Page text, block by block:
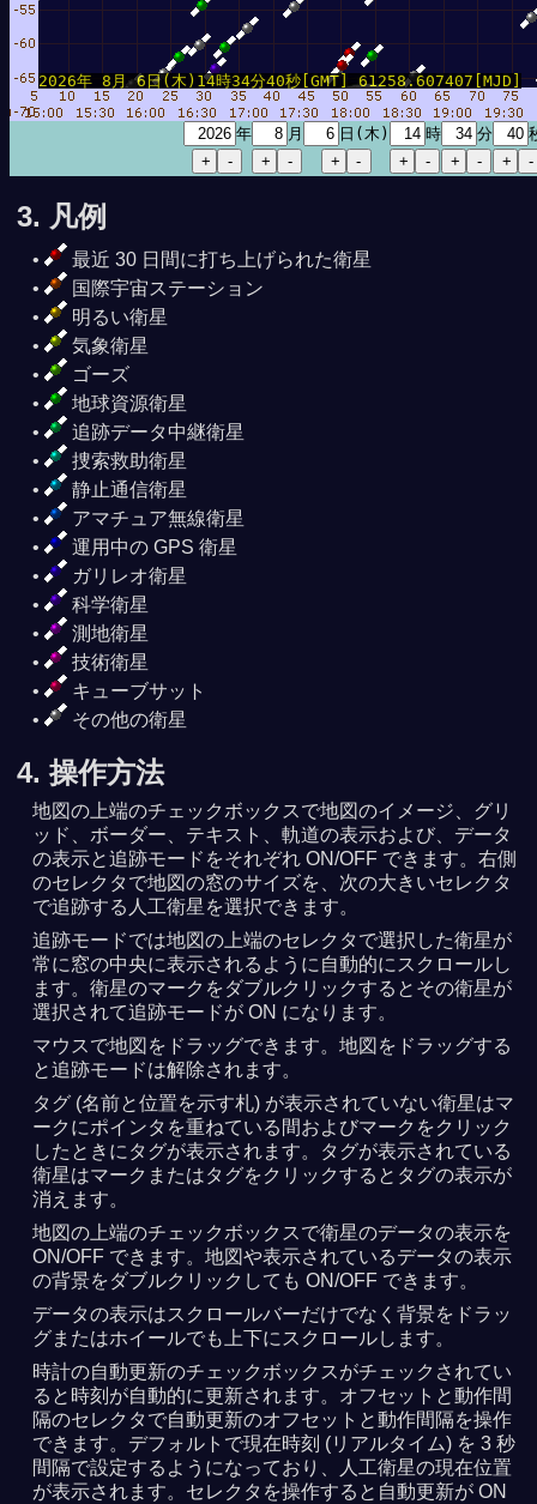
2026年 8月 6日(木)14時34分40秒[GMT] 61258.607407[MJD]
年 月 日(木) 時 分
3. 凡例
最近 30 日間に打ち上げられた衛星
国際宇宙ステーション
明るい衛星
気象衛星
ゴーズ
地球資源衛星
追跡データ中継衛星
捜索救助衛星
静止通信衛星
アマチュア無線衛星
運用中の GPS 衛星
ガリレオ衛星
科学衛星
測地衛星
技術衛星
キューブサット
その他の衛星
4. 操作方法
地図の上端のチェックボックスで地図のイメージ、グリ
ッド、ボーダー、テキスト、軌道の表示および、データ
の表示と追跡モードをそれぞれ ON/OFF できます。右側
のセレクタで地図の窓のサイズを、次の大きいセレクタ
で追跡する人工衛星を選択できます。
追跡モードでは地図の上端のセレクタで選択した衛星が
常に窓の中央に表示されるように自動的にスクロールし
ます。衛星のマークをダブルクリックするとその衛星が
選択されて追跡モードが ON になります。
マウスで地図をドラッグできます。地図をドラッグする
と追跡モードは解除されます。
タグ (名前と位置を示す札) が表示されていない衛星はマ
ークにポインタを重ねている間およびマークをクリック
したときにタグが表示されます。タグが表示されている
衛星はマークまたはタグをクリックするとタグの表示が
消えます。
地図の上端のチェックボックスで衛星のデータの表示を
ON/OFF できます。地図や表示されているデータの表示
の背景をダブルクリックしても ON/OFF できます。
データの表示はスクロールバーだけでなく背景をドラッ
グまたはホイールでも上下にスクロールします。
時計の自動更新のチェックボックスがチェックされてい
ると時刻が自動的に更新されます。オフセットと動作間
隔のセレクタで自動更新のオフセットと動作間隔を操作
できます。デフォルトで現在時刻 (リアルタイム) を 3 秒
間隔で設定するようになっており、人工衛星の現在位置
が表示されます。セレクタを操作すると自動更新が ON